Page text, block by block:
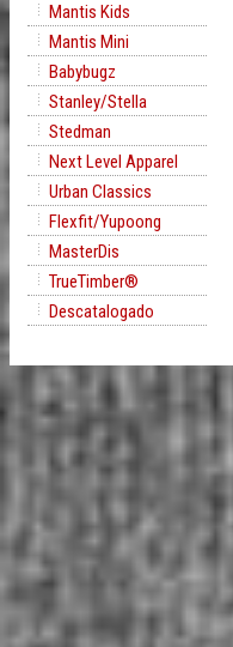
Mantis Kids
Mantis Mini
Babybugz
Stanley/Stella
Stedman
Next Level Apparel
Urban Classics
Flexfit/Yupoong
MasterDis
TrueTimber®
Descatalogado